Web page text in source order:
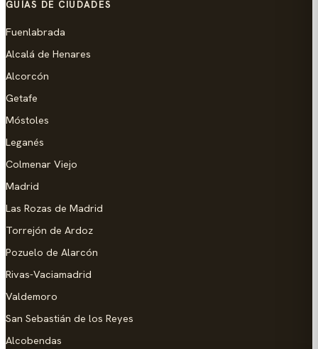
GUÍAS DE CIUDADES
Fuenlabrada
Alcalá de Henares
Alcorcón
Getafe
Móstoles
Leganés
Colmenar Viejo
Madrid
Las Rozas de Madrid
Torrejón de Ardoz
Pozuelo de Alarcón
Rivas-Vaciamadrid
Valdemoro
San Sebastián de los Reyes
Alcobendas